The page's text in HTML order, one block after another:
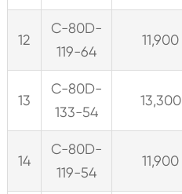
12
C-80D-
119-64
11,900
13
C-80D-
133-54
13,300
14
C-80D-
119-54
11,900